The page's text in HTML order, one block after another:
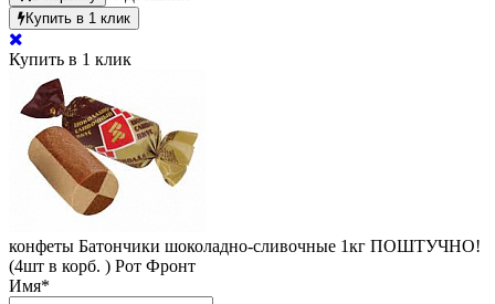
Купить в 1 клик
Купить в 1 клик
конфеты Батончики шоколадно-сливочные 1кг ПОШТУЧНО!
(4шт в корб. ) Рот Фронт
Имя*